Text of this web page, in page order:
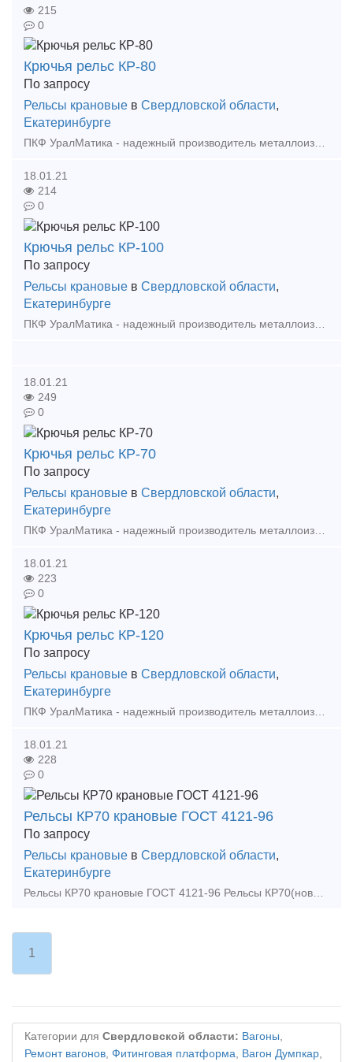
215
0
Крючья рельс КР-80
По запросу
Рельсы крановые в Свердловской области,
Екатеринбурге
ПКФ УралМатика - надежный производитель металлоизделий в Уральском ФО . Изготавливаем: - Крепления рельс - Фундаментные болты - Анкерные блоки - Закладные детали. - Лестн
18.01.21
214
0
Крючья рельс КР-100
По запросу
Рельсы крановые в Свердловской области,
Екатеринбурге
ПКФ УралМатика - надежный производитель металлоизделий в Уральском ФО . Изготавливаем: - Крепления рельс - Фундаментные болты - Анкерные блоки - Закладные детали - Лестни
18.01.21
249
0
Крючья рельс КР-70
По запросу
Рельсы крановые в Свердловской области,
Екатеринбурге
ПКФ УралМатика - надежный производитель металлоизделий в Уральском ФО . Изготавливаем: - Крепления рельс - Фундаментные болты - Анкерные блоки - Закладные детали - Лестни
18.01.21
223
0
Крючья рельс КР-120
По запросу
Рельсы крановые в Свердловской области,
Екатеринбурге
18.01.21
228
0
Рельсы КР70 крановые ГОСТ 4121-96
По запросу
Рельсы крановые в Свердловской области,
Екатеринбурге
1
Категории для Свердловской области: Вагоны,
Ремонт вагонов, Фитинговая платформа, Вагон Думпкар,